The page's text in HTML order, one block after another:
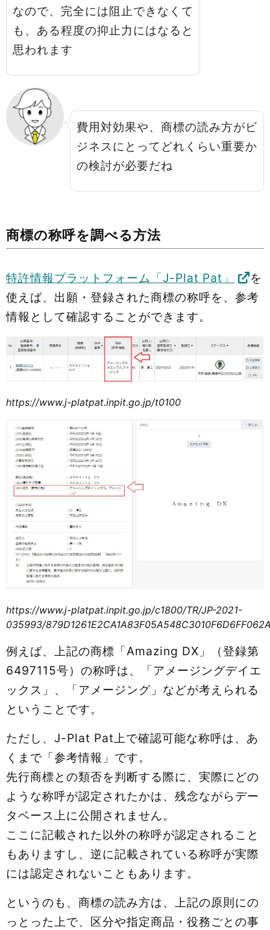
なので、完全には阻止できなくて
も、ある程度の抑止力にはなると
思われます
費用対効果や、商標の読み方がビ
ジネスにとってどれくらい重要か
の検討が必要だね
商標の称呼を調べる方法
特許情報プラットフォーム「J-Plat Pat」
を
使えば、出願・登録された商標の称呼を、参考
情報として確認することができます。
https://www.j-platpat.inpit.go.jp/t0100
https://www.j-platpat.inpit.go.jp/c1800/TR/JP-2021-
035993/
例えば、上記の商標「Amazing DX」（登録第
6497115号）の称呼は、「アメージングデイエ
ックス」、「アメージング」などが考えられる
ということです。
ただし、J-Plat Pat上で確認可能な称呼は、あ
くまで「参考情報」です。
先行商標との類否を判断する際に、実際にどの
ような称呼が認定されたかは、残念ながらデー
タベース上に公開されません。
ここに記載された以外の称呼が認定されること
もありますし、逆に記載されている称呼が実際
には認定されないこともあります。
というのも、商標の読み方は、上記の原則にの
っとった上で、区分や指定商品・役務ごとの事